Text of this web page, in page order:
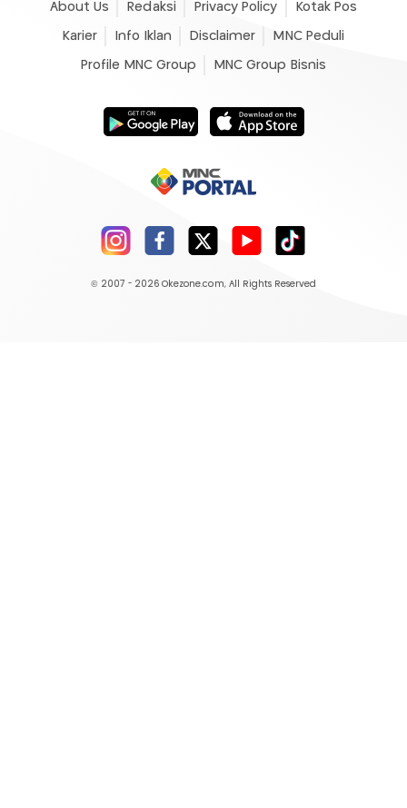
About Us Redaksi Privacy Policy Kotak Pos
Karier Info Iklan Disclaimer MNC Peduli
Profile MNC Group MNC Group Bisnis
© 2007 - 2026 Okezone.com, All Rights Reserved